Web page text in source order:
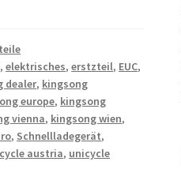
,elektrisches,erstzteil, EUC,
dealer, kingsong
europe, kingsong
vienna, kingsong wien,
, Schnellladegerät,
austria, unicycle